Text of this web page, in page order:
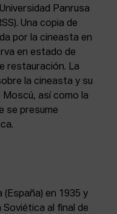
Panrusa
Una copia de
por la cineasta en
en estado de
restauración. La
la cineasta y su
Moscú, así como la
se presume
en 1935 y
Soviética al final de